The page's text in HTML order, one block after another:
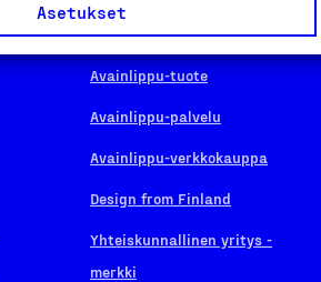
Asetukset
Hae merkkiä
Avainlippu-tuote
Avainlippu-palvelu
Avainlippu-verkkokauppa
Design from Finland
Yhteiskunnallinen yritys -
merkki